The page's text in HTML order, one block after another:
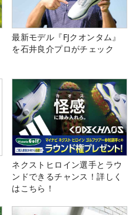
最新モデル『FJクオンタム』
を石井良介プロがチェック
ネクストヒロイン選手とラウ
ンドできるチャンス！詳しく
はこちら！